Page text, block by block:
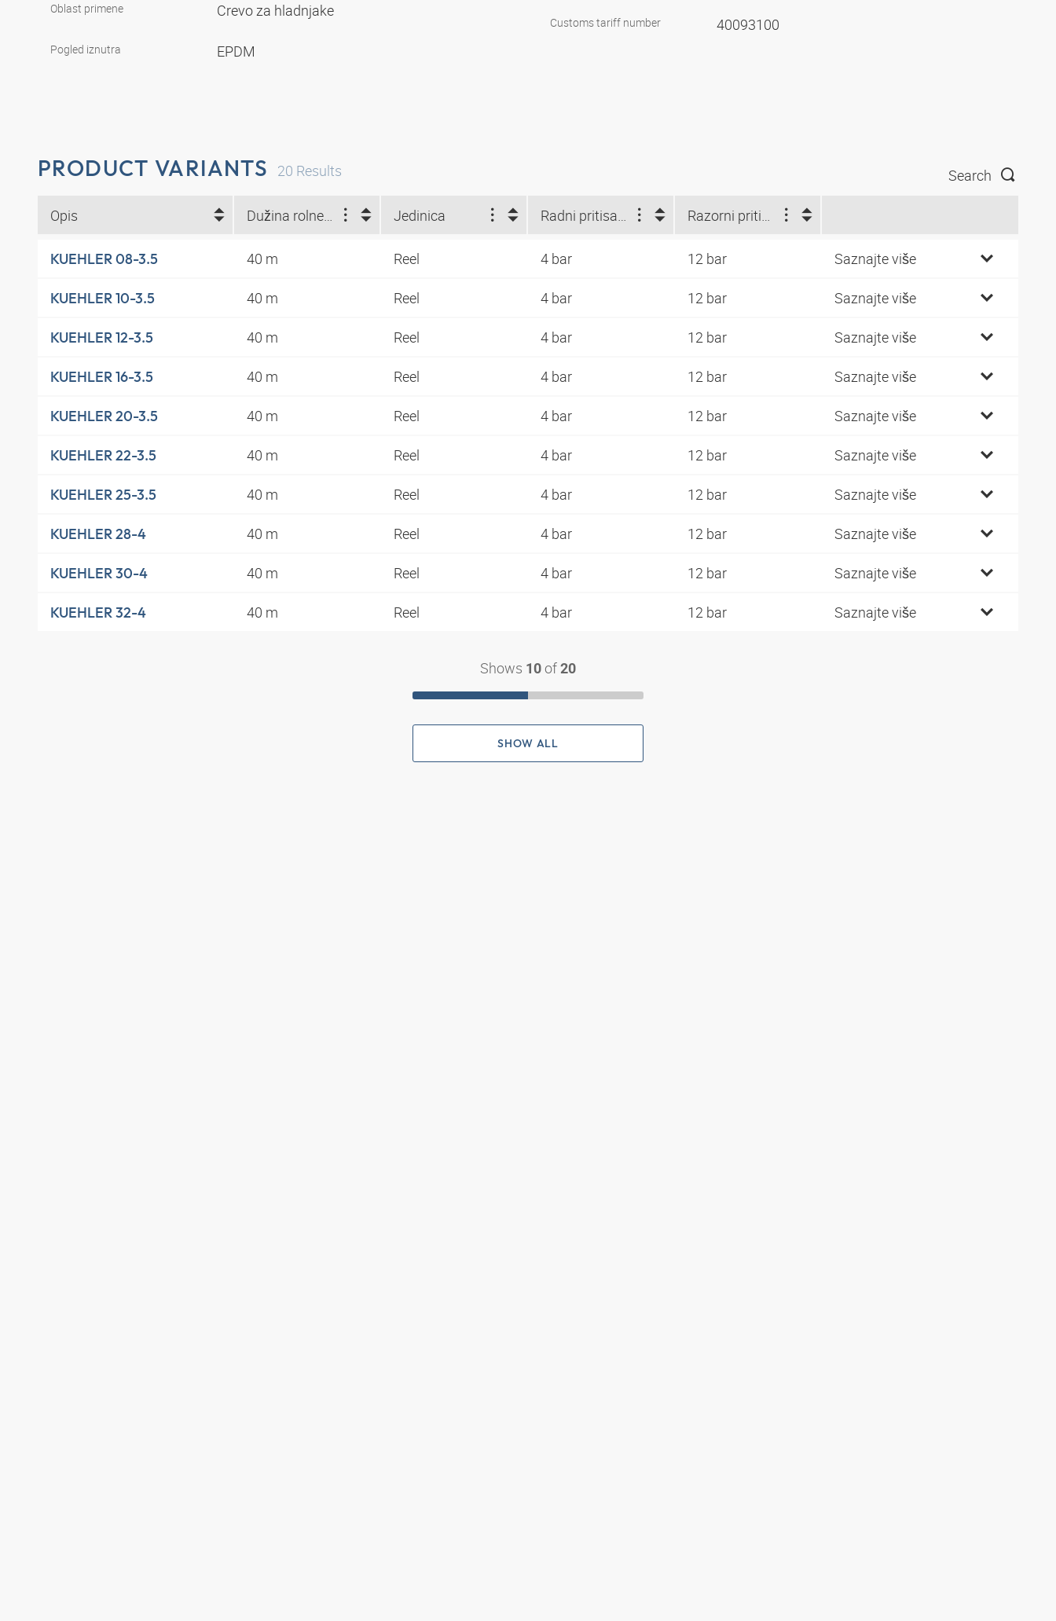
Oblast primene Crevo za hladnjake
Pogled iznutra EPDM
Customs tariff number 40093100
PRODUCT VARIANTS 20 Results Search
Opis Dužina rolne (m) Jedinica
KUEHLER 08-3.5 40 m Reel 4 bar 12 bar Saznajte više
KUEHLER 10-3.5 40 m Reel 4 bar 12 bar Saznajte više
KUEHLER 12-3.5 40 m Reel 4 bar 12 bar Saznajte više
KUEHLER 16-3.5 40 m Reel 4 bar 12 bar Saznajte više
KUEHLER 20-3.5 40 m Reel 4 bar 12 bar Saznajte više
KUEHLER 22-3.5 40 m Reel 4 bar 12 bar Saznajte više
KUEHLER 25-3.5 40 m Reel 4 bar 12 bar Saznajte više
KUEHLER 28-4 40 m Reel 4 bar 12 bar Saznajte više
KUEHLER 30-4 40 m Reel 4 bar 12 bar Saznajte više
KUEHLER 32-4 40 m Reel 4 bar 12 bar Saznajte više
Shows 10 of 20
SHOW ALL